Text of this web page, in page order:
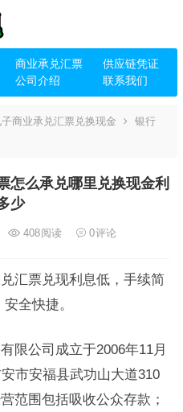
商业承兑汇票
供应链凭证
公司介绍 联系我们
商业承兑汇票兑换现金
银行
怎么承兑哪里兑换现金利
少
408阅读 0评论
汇票兑现利息低，手续简
全快捷。
限公司成立于2006年11月
市安福县武功山大道310
范围包括吸收公众存款；